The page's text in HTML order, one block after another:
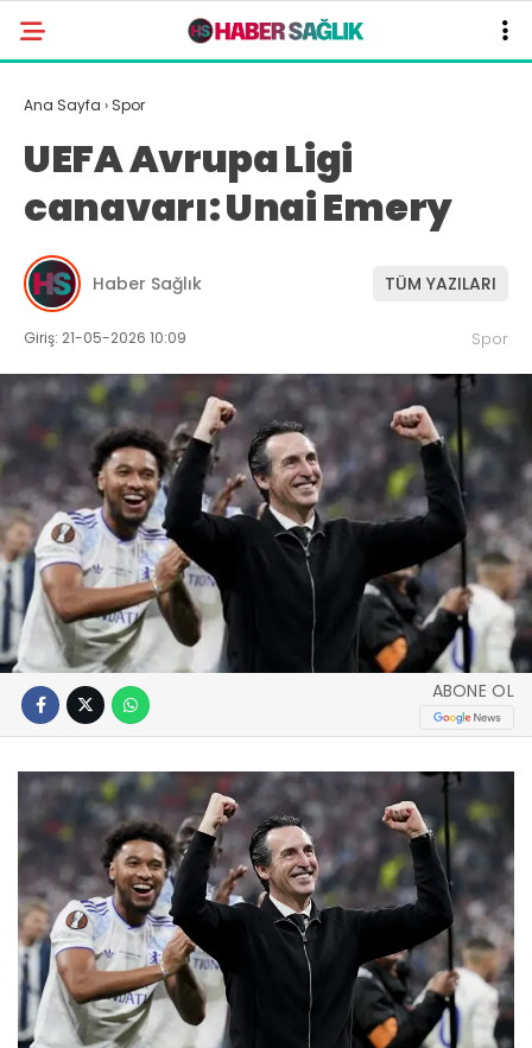
Ana Sayfa › Spor
UEFA Avrupa Ligi
canavarı: Unai Emery
Haber Sağlık TÜM YAZILARI
Giriş: 21-05-2026 10:09 Spor
ABONE OL